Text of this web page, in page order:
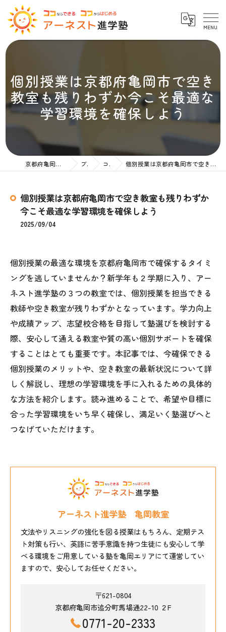
個別授業は京都府亀岡市で空き
教室も残りわずか今こそ最適な
学習環境を確保しよう
京都府亀岡の塾ならアーネスト進学塾 ブログ コラム 個別授業は京都府亀岡市で空き教室も残りわずか今こそ最適な学習環境を確保しよう
個別授業は京都府亀岡市で空き教室も残りわずか
今こそ最適な学習環境を確保しよう
2025/09/04
個別授業の最適な環境を京都府亀岡市で確保するタイミ
ングを逃していませんか？新学年も２学期に入り、アー
ネスト進学塾の３つの教室では、個別授業を担当できる
教師や空き教室が残りわずかとなっています。学力向上
や成績アップ、志望校合格を目指して塾選びを検討する
際、安心して通える教室や質の高い個別サポートを確保
することはとても重要です。本記事では、今確保できる
個別授業のメリットや、空き教室の最新状況について詳
しく解説し、理想の学習環境を手に入れるための具体的
な方法を紹介します。読み進めることで、希望や目標に
合った学習環境をいち早く確保し、満足いく塾選びへと
つなげていただけます。
アーネスト進学塾 亀岡教室
文法やリスニングの強化を図る授業はもちろん、定期テス
ト対策も行い、英語に苦手意識を持つ生徒にも安心して学
べる環境をご用意している塾を亀岡エリアにて運営してい
ますので、安心してお任せください。
〒621-0804
京都府亀岡市追分町馬場通22-10 ２F
0771-20-2333